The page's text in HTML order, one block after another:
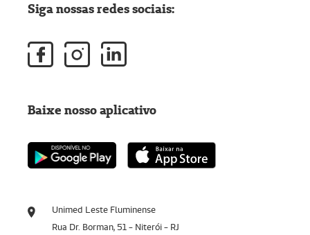
Unimed Leste Fluminense
Rua Dr. Borman, 51 - Niterói - RJ
Siga nossas redes sociais:
Baixe nosso aplicativo